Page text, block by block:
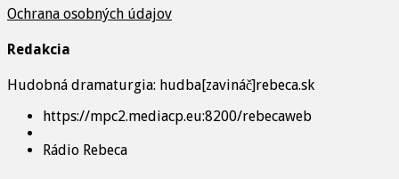
Ochrana osobných údajov
Redakcia
Hudobná dramaturgia: hudba[zavináč]rebeca.sk
https://mpc2.mediacp.eu:8200/rebecaweb
Rádio Rebeca